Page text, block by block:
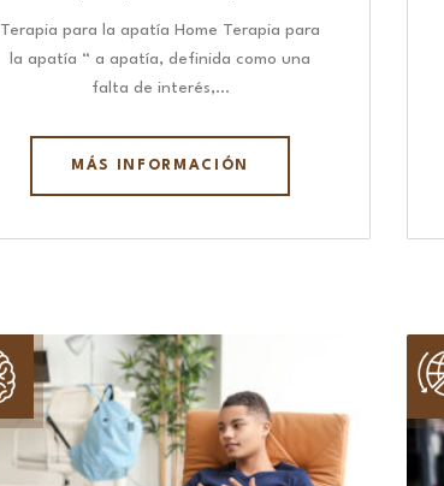
Terapia para la apatía Home Terapia para
la apatía “ a apatía, definida como una
falta de interés,…
MÁS INFORMACIÓN